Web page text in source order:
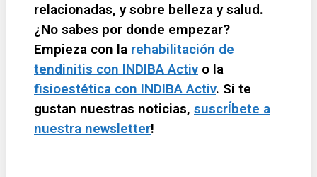
relacionadas, y sobre belleza y salud.
¿No sabes por donde empezar?
Empieza con la rehabilitación de
tendinitis con INDIBA Activ o la
fisioestética con INDIBA Activ. Si te
gustan nuestras noticias, suscrÍbete a
nuestra newsletter!